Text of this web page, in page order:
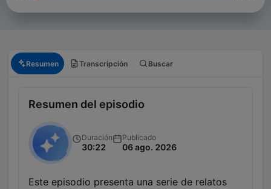
Resumen Transcripción Buscar
Resumen del episodio
Duración
30:22
Publicado
06 ago. 2026
Este episodio presenta una serie de relatos